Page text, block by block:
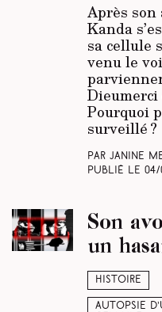
Après
Kanda
sa cellule
venu le
Dieumerci
Pourquoi
surveillé ?
Par Janine
Publié le 04/
Histoire
Autopsie
Son
un